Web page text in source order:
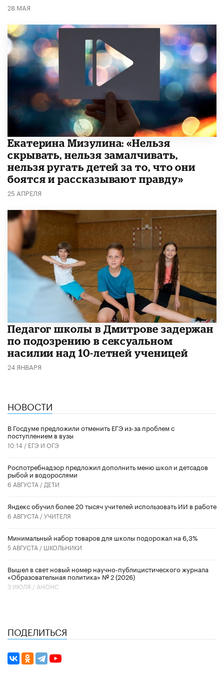
28 МАЯ
Екатерина Мизулина: «Нельзя
скрывать, нельзя замалчивать,
нельзя ругать детей за то, что они
боятся и рассказывают правду»
25 АПРЕЛЯ
Педагог школы в Дмитрове задержан
по подозрению в сексуальном
насилии над 10-летней ученицей
24 ЯНВАРЯ
НОВОСТИ
В Госдуме предложили отменить ЕГЭ из-за проблем с
поступлением в вузы
10:14 / ЕГЭ И ОГЭ
Роспотребнадзор предложил дополнить меню школ и детсадов
рыбой и водорослями
6 АВГУСТА / ДЕТИ
​Яндекс обучил более 20 тысяч учителей использовать ИИ в работе
6 АВГУСТА /УЧИТЕЛЯ
Минимальный набор товаров для школы подорожал на 6,3%
5 АВГУСТА / ШКОЛЬНИКИ
Вышел в свет новый номер научно-публицистического журнала
«Образовательная политика» № 2 (2026)
3 ИЮЛЯ / АНОНС
ПОДЕЛИТЬСЯ